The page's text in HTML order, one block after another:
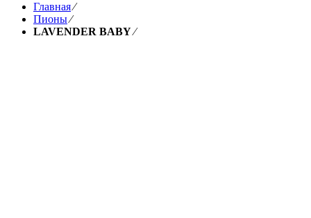
Главная⁄
Пионы⁄
LAVENDER BABY⁄